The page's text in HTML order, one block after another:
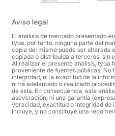
Aviso legal
El análisis de mercado presentado
tyba, por tanto, ninguna parte del
copia del mismo puede ser alterada
copiada o distribuida a terceros, sin
Al realizar el presente análisis, tyba
proveniente de fuentes públicas. No
integridad, ni la exactitud de la
ni ha adelantado o realizado
de ésta. En consecuencia, este
aseveración, ni una garantía
veracidad, exactitud o integridad de
incluye, y no constituye una